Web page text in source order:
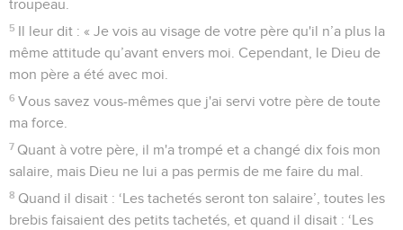
troupeau.
5 Il leur dit : « Je vois au visage de votre père qu'il n’a plus la
même attitude qu’avant envers moi. Cependant, le Dieu de
mon père a été avec moi.
6 Vous savez vous-mêmes que j'ai servi votre père de toute
ma force.
7 Quant à votre père, il m'a trompé et a changé dix fois mon
salaire, mais Dieu ne lui a pas permis de me faire du mal.
8 Quand il disait : ‘Les tachetés seront ton salaire’, toutes les
brebis faisaient des petits tachetés, et quand il disait : ‘Les